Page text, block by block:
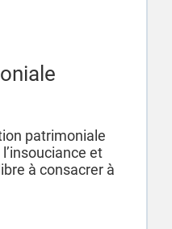
patrimoniale
et
à consacrer à